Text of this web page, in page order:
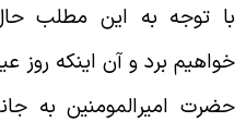
توجه به اين مطلب
برد و آن اينكه روز
اميرالمومنين به